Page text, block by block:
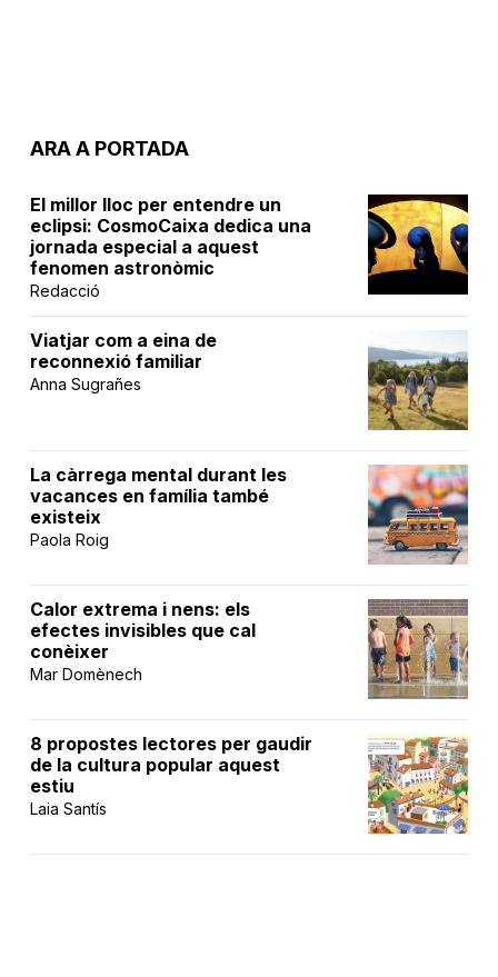
ARA A PORTADA
El millor lloc per entendre un
eclipsi: CosmoCaixa dedica una
jornada especial a aquest
fenomen astronòmic
Redacció
Viatjar com a eina de
reconnexió familiar
Anna Sugrañes
La càrrega mental durant les
vacances en família també
existeix
Paola Roig
Calor extrema i nens: els
efectes invisibles que cal
conèixer
Mar Domènech
8 propostes lectores per gaudir
de la cultura popular aquest
estiu
Laia Santís